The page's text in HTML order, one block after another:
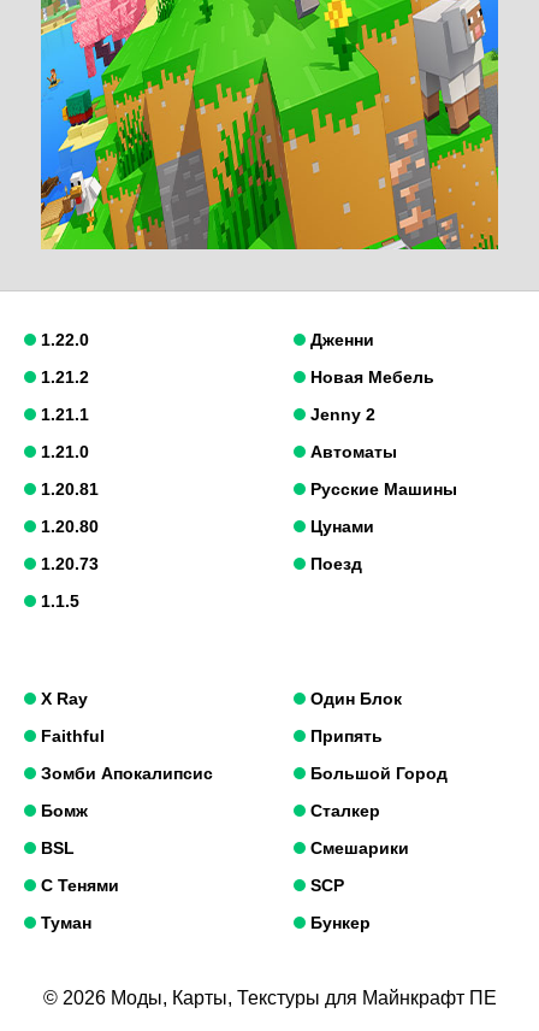
1.22.0
1.21.2
1.21.1
1.21.0
1.20.81
1.20.80
1.20.73
1.1.5
Дженни
Новая Мебель
Jenny 2
Автоматы
Русские Машины
Цунами
Поезд
X Ray
Faithful
Зомби Апокалипсис
Бомж
BSL
С Тенями
Туман
Один Блок
Припять
Большой Город
Сталкер
Смешарики
SCP
Бункер
© 2026 Моды, Карты, Текстуры для Майнкрафт ПЕ